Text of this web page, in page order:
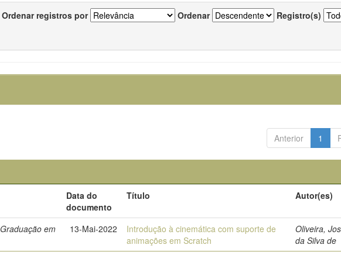
Ordenar registros por Ordenar Registro(s)
Anterior 1
Data do
documento
Título Autor(es)
em
13-Mai-2022
Introdução à cinemática com suporte de
animações em Scratch
Oliveira,
da Silva de